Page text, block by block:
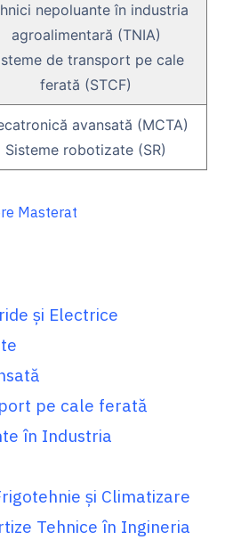
nepoluante în industria
agroalimentară (TNIA)
de transport pe cale
ferată (STCF)
avansată (MCTA)
Sisteme robotizate (SR)
Masterat
și Electrice
pe cale ferată
în Industria
şi Climatizare
Tehnice în Ingineria